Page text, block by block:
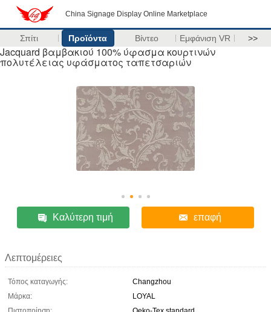
China Signage Display Online Marketplace
Σπίτι Προϊόντα Βίντεο Εμφάνιση VR >>
Jacquard βαμβακιού 100% ύφασμα κουρτινών
πολυτέλειας υφάσματος ταπετσαριών
Καλύτερη τιμή επαφή
Λεπτομέρειες
Τόπος καταγωγής:
Changzhou
Μάρκα:
LOYAL